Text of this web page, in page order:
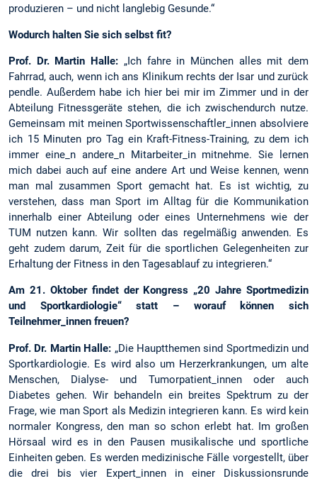
produzieren – und nicht langlebig Gesunde.“
Wodurch halten Sie sich selbst fit?
Prof. Dr. Martin Halle: „Ich fahre in München alles mit dem
Fahrrad, auch, wenn ich ans Klinikum rechts der Isar und zurück
pendle. Außerdem habe ich hier bei mir im Zimmer und in der
Abteilung Fitnessgeräte stehen, die ich zwischendurch nutze.
Gemeinsam mit meinen Sportwissenschaftler_innen absolviere
ich 15 Minuten pro Tag ein Kraft-Fitness-Training, zu dem ich
immer eine_n andere_n Mitarbeiter_in mitnehme. Sie lernen
mich dabei auch auf eine andere Art und Weise kennen, wenn
man mal zusammen Sport gemacht hat. Es ist wichtig, zu
verstehen, dass man Sport im Alltag für die Kommunikation
innerhalb einer Abteilung oder eines Unternehmens wie der
TUM nutzen kann. Wir sollten das regelmäßig anwenden. Es
geht zudem darum, Zeit für die sportlichen Gelegenheiten zur
Erhaltung der Fitness in den Tagesablauf zu integrieren.“
Am 21. Oktober findet der Kongress „20 Jahre Sportmedizin
und Sportkardiologie“ statt – worauf können sich
Teilnehmer_innen freuen?
Prof. Dr. Martin Halle: „Die Hauptthemen sind Sportmedizin und
Sportkardiologie. Es wird also um Herzerkrankungen, um alte
Menschen, Dialyse- und Tumorpatient_innen oder auch
Diabetes gehen. Wir behandeln ein breites Spektrum zu der
Frage, wie man Sport als Medizin integrieren kann. Es wird kein
normaler Kongress, den man so schon erlebt hat. Im großen
Hörsaal wird es in den Pausen musikalische und sportliche
Einheiten geben. Es werden medizinische Fälle vorgestellt, über
die drei bis vier Expert_innen in einer Diskussionsrunde